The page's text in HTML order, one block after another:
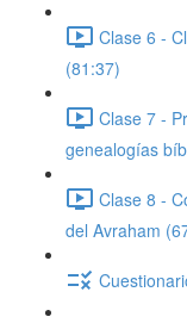
Clase 6 -
(81:37)
Clase 7 -
genealogías
Clase 8 -
del Avraham